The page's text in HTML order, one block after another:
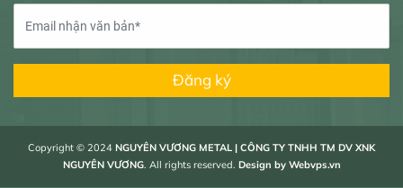
Đăng ký
Copyright © 2024 NGUYÊN VƯƠNG METAL | CÔNG TY TNHH TM DV XNK
NGUYÊN VƯƠNG. All rights reserved. Design by Webvps.vn